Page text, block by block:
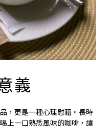
義
，更是一種心理慰藉。長時
上一口熟悉風味的咖啡，讓